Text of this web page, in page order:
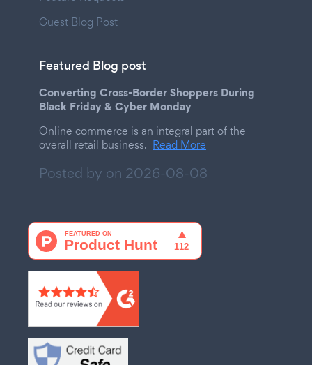
Guest Blog Post
Featured Blog post
Converting Cross-Border Shoppers During
Black Friday & Cyber Monday
Online commerce is an integral part of the
overall retail business. Read More
Posted by on 2026-08-08